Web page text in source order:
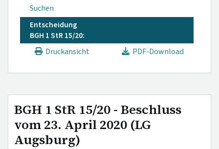
Suchen
Entscheidung
BGH 1 StR 15/20:
Druckansicht
PDF-Download
BGH 1 StR 15/20 - Beschluss
vom 23. April 2020 (LG
Augsburg)